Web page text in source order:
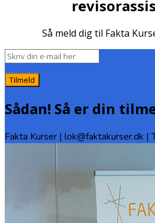
Så meld dig til Fakta
Tilmeld
Sådan! Så er din
Fakta Kurser | lok@faktakurser.dk